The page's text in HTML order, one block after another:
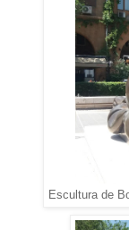
Escultura de